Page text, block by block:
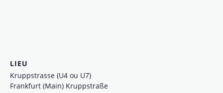
LIEU
Kruppstrasse (U4 ou U7)
Frankfurt (Main) Kruppstraße